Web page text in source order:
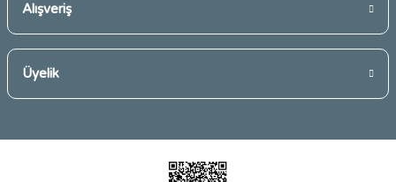
Alışveriş
Üyelik